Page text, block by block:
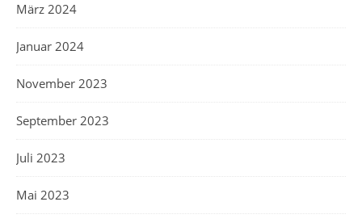
März 2024
Januar 2024
November 2023
September 2023
Juli 2023
Mai 2023